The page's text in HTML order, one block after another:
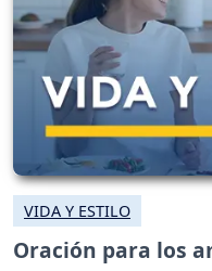
VIDA Y ESTILO
Oración para los